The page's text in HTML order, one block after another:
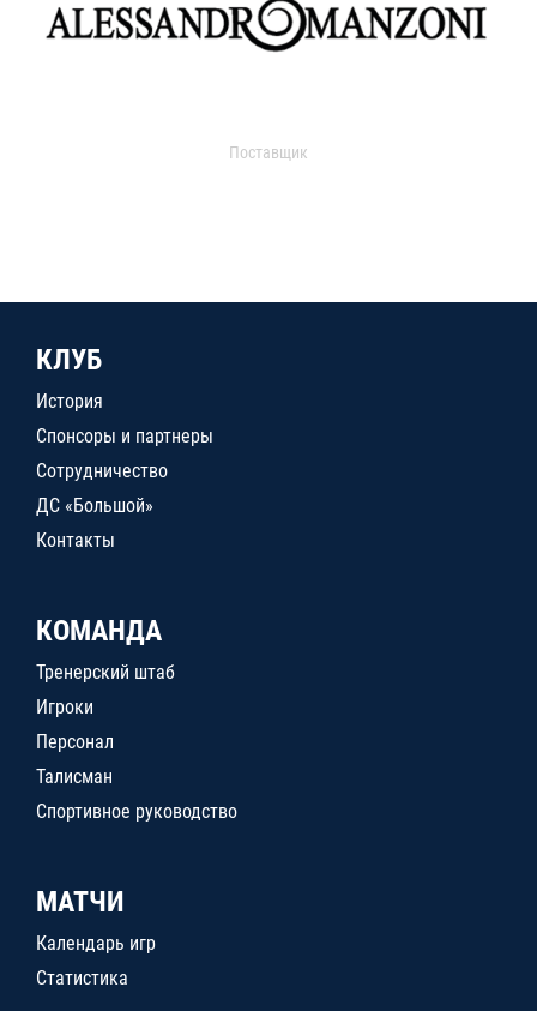
Поставщик
КЛУБ
История
Спонсоры и партнеры
Сотрудничество
ДС «Большой»
Контакты
КОМАНДА
Тренерский штаб
Игроки
Персонал
Талисман
Спортивное руководство
МАТЧИ
Календарь игр
Статистика